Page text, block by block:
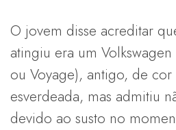
O jovem disse acreditar
atingiu era um
ou Voyage), antigo, de cor
esverdeada, mas admitiu
devido ao susto no